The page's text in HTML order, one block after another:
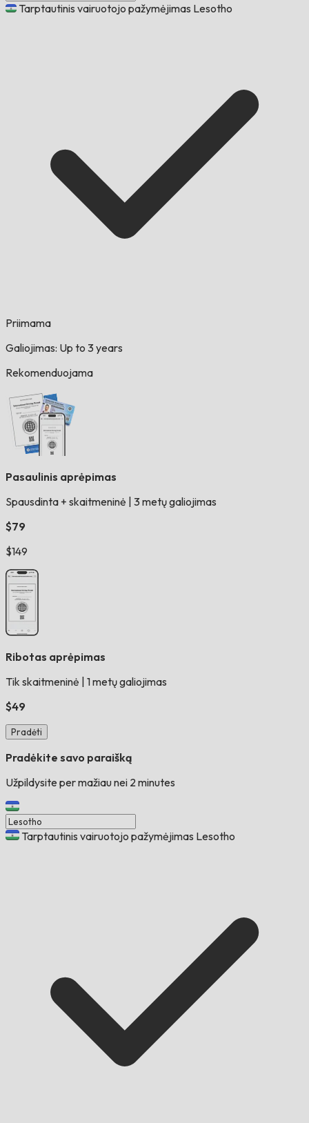
Tarptautinis vairuotojo pažymėjimas Lesotho
Priimama
Galiojimas: Up to 3 years
Rekomenduojama
Pasaulinis aprėpimas
Spausdinta + skaitmeninė 3 metų galiojimas
$79
$149
Ribotas aprėpimas
Tik skaitmeninė 1 metų galiojimas
$49
Pradėti
Pradėkite savo paraišką
Užpildysite per mažiau nei 2 minutes
Tarptautinis vairuotojo pažymėjimas Lesotho